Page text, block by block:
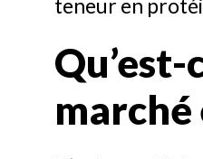
teneur en
marché